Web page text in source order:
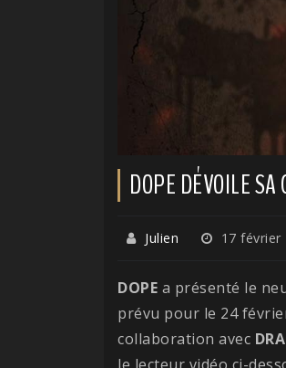
DOPE DÉVOILE
Julien 17 février
DOPE a présenté le
prévu pour le 24
collaboration avec